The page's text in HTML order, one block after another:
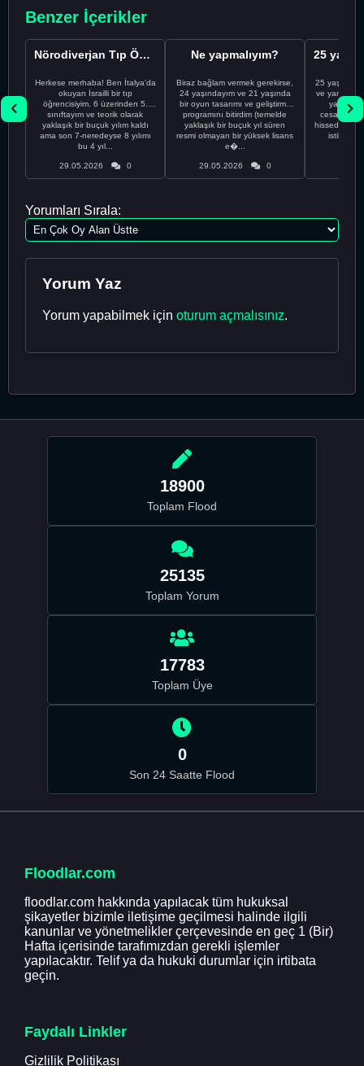
Benzer İçerikler
Nörodiverjan Tıp Öğrencisi Yeni Bir Yol Arıyor
Herkese merhaba! Ben İtalya'da
okuyan İsrailli bir tıp
öğrencisiyim. 6 üzerinden 5.
sınıftayım ve teorik olarak
yaklaşık bir buçuk yılım kaldı
ama son 7-neredeyse 8 yılımı
bu 4 yıl...
29.05.2026 0
Ne yapmalıyım?
Biraz bağlam vermek gerekirse,
24 yaşındayım ve 21 yaşında
bir oyun tasarımı ve geliştirme
programını bitirdim (temelde
yaklaşık bir buçuk yıl süren
resmi olmayan bir yüksek lisans
e�...
29.05.2026 0
25
ve yanlış
cesaretimin
Yorumları Sırala:
Yorum Yaz
Yorum yapabilmek için oturum açmalısınız.
18900
Toplam Flood
25135
Toplam Yorum
17783
Toplam Üye
0
Son 24 Saatte Flood
Floodlar.com
floodlar.com hakkında yapılacak tüm hukuksal
şikayetler bizimle iletişime geçilmesi halinde ilgili
kanunlar ve yönetmelikler çerçevesinde en geç 1 (Bir)
Hafta içerisinde tarafımızdan gerekli işlemler
yapılacaktır. Telif ya da hukuki durumlar için irtibata
geçin.
Faydalı Linkler
Gizlilik Politikası